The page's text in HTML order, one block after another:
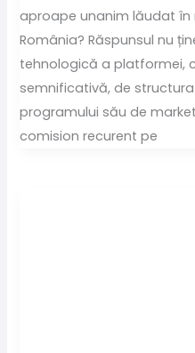
aproape unanim lăudat în
România? Răspunsul nu
tehnologică a platformei,
semnificativă, de
programului său de
comision recurent pe